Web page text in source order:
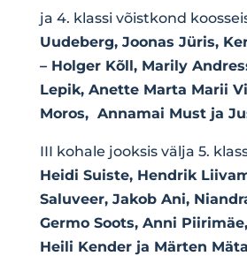
ja 4. klassi võistkond
Uudeberg, Joonas Jüris,
– Holger Kõll, Marily
Lepik, Anette Marta Marii
Moros, Annamai Must ja
III kohale jooksis välja 5.
Heidi Suiste, Hendrik
Saluveer, Jakob Ani,
Germo Soots, Anni
Heili Kender ja Märten